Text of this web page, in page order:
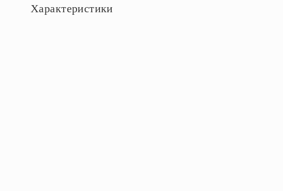
Характеристики